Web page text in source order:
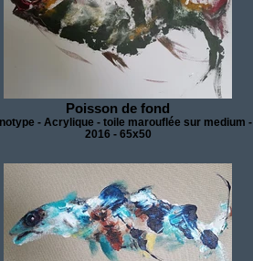
Poisson de fond
- Acrylique - toile marouflée sur medium -
2016 - 65x50